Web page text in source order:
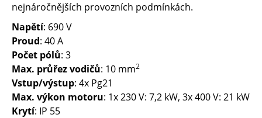
nejnáročnějších provozních podmínkách.
Napětí: 690 V
Proud: 40 A
Počet pólů: 3
Max. průřez vodičů: 10 mm2
Vstup/výstup: 4x Pg21
Max. výkon motoru: 1x 230 V: 7,2 kW, 3x 400 V: 21 kW
Krytí: IP 55